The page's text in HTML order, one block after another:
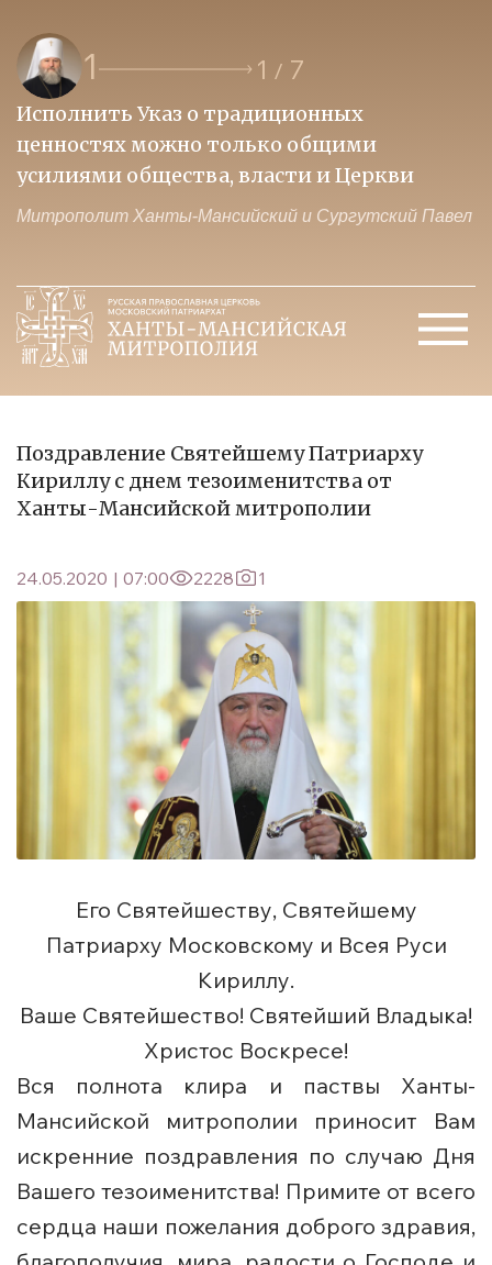
1 1 / 7
Исполнить Указ о традиционных
ценностях можно только общими
усилиями общества, власти и Церкви
Митрополит Ханты-Мансийский и Сургутский Павел
Поздравление Святейшему Патриарху
Кириллу с днем тезоименитства от
Ханты-Мансийской митрополии
24.05.2020 | 07:00 2228 1
Его Святейшеству, Святейшему
Патриарху Московскому и Всея Руси
Кириллу.
Ваше Святейшество! Святейший Владыка!
Христос Воскресе!
Вся полнота клира и паствы Ханты-
Мансийской митрополии приносит Вам
искренние поздравления по случаю Дня
Вашего тезоименитства! Примите от всего
сердца наши пожелания доброго здравия,